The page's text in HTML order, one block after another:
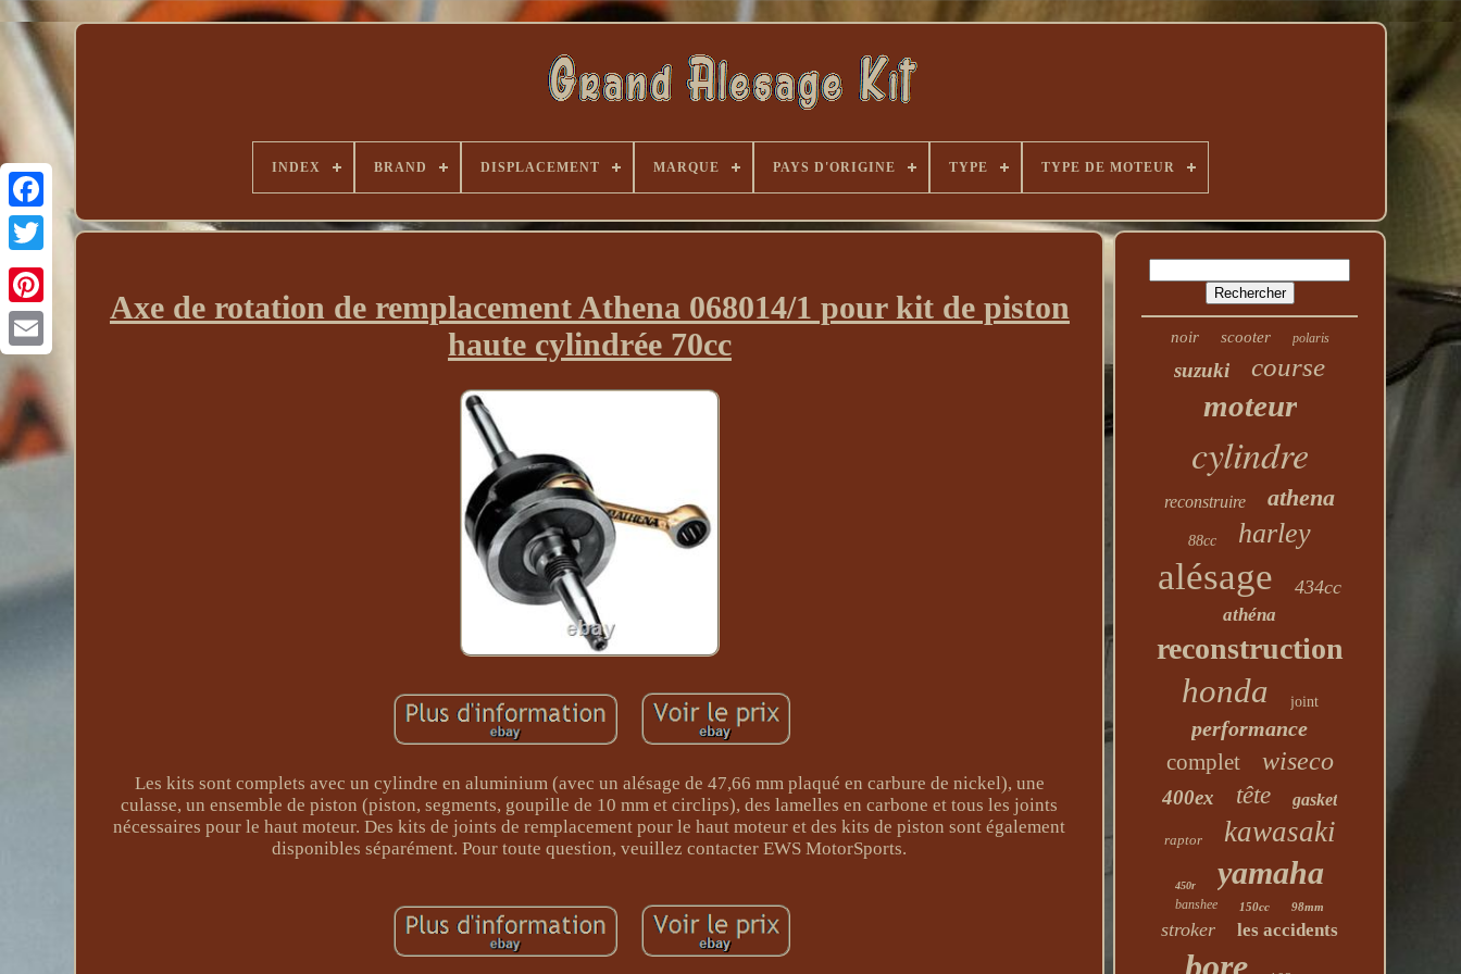
INDEX BRAND DISPLACEMENT MARQUE PAYS D'ORIGINE TYPE TYPE DE MOTEUR
Axe de rotation de remplacement Athena 068014/1 pour kit de piston
haute cylindrée 70cc
Les kits sont complets avec un cylindre en aluminium (avec un alésage de 47,66 mm plaqué en carbure de nickel), une
culasse, un ensemble de piston (piston, segments, goupille de 10 mm et circlips), des lamelles en carbone et tous les joints
nécessaires pour le haut moteur. Des kits de joints de remplacement pour le haut moteur et des kits de piston sont également
disponibles séparément. Pour toute question, veuillez contacter EWS MotorSports.
noir scooter polaris
suzuki course
moteur
cylindre
reconstruire athena
88cc harley
alésage 434cc
athéna
reconstruction
honda joint
performance
complet wiseco
400ex tête gasket
raptor kawasaki
450r yamaha
banshee 150cc 98mm
stroker les accidents